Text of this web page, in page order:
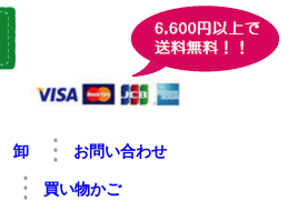
卸 お問い合わせ
買い物かご